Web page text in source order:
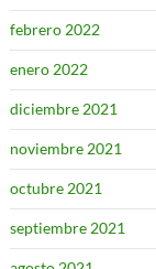
febrero 2022
enero 2022
diciembre 2021
noviembre 2021
octubre 2021
septiembre 2021